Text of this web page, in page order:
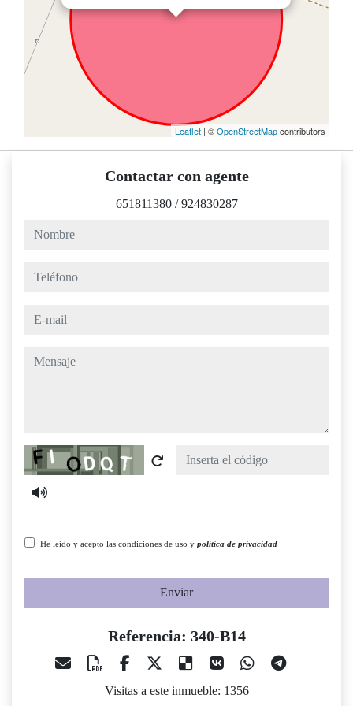
Leaflet | ©OpenStreetMapcontributors
Contactar con agente
651811380 /924830287
nombre
teléfono
e-mail
mensaje
Captcha
He leído y acepto las condiciones de uso y política de privacidad
Enviar
Referencia: 340-B14
Visitas a este inmueble: 1356